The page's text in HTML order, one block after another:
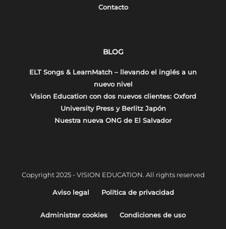
Contacto
BLOG
ELT Songs & LearnMatch – llevando el inglés a un
nuevo nivel
Vision Education con dos nuevos clientes: Oxford
University Press y Berlitz Japón
Nuestra nueva ONG de El Salvador
Copyright 2025 - VISION EDUCATION. All rights reserved
Aviso legal Política de privacidad
Administrar cookies Condiciones de uso